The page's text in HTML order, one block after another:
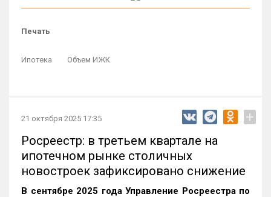
Печать
Ипотека Объем ИЖК
21 октября 2025 17:35 +
Росреестр: в третьем квартале на
ипотечном рынке столичных
новостроек зафиксировано снижение
В сентябре 2025 года Управление Росреестра по